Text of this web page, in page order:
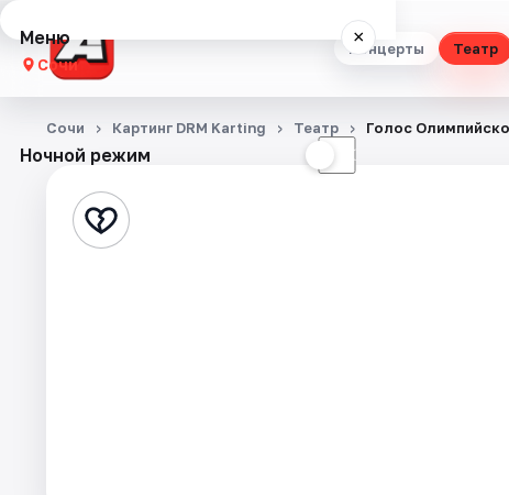
Концерты Театр
Меню ×
Сочи
Концерты
Стендап
Ночной режим ☾
Сочи Картинг DRM Karting Театр Голос